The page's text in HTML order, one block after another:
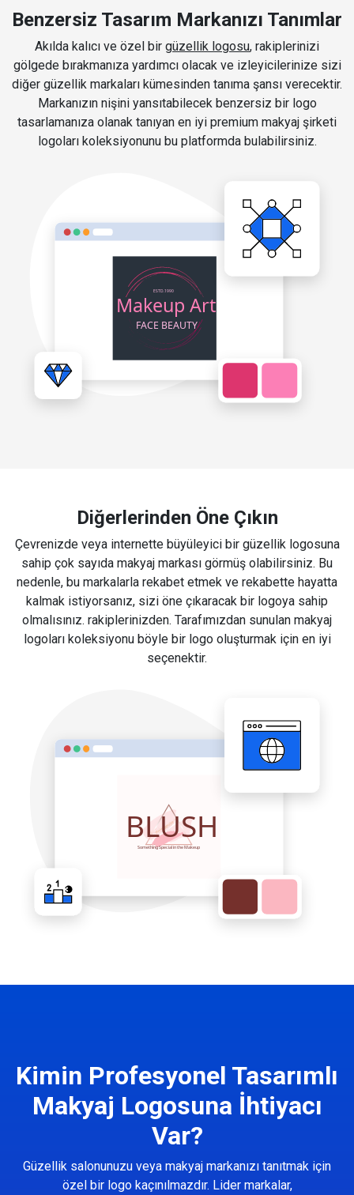
Benzersiz Tasarım Markanızı Tanımlar
Akılda kalıcı ve özel bir güzellik logosu, rakiplerinizi
gölgede bırakmanıza yardımcı olacak ve izleyicilerinize sizi
diğer güzellik markaları kümesinden tanıma şansı verecektir.
Markanızın nişini yansıtabilecek benzersiz bir logo
tasarlamanıza olanak tanıyan en iyi premium makyaj şirketi
logoları koleksiyonunu bu platformda bulabilirsiniz.
Diğerlerinden Öne Çıkın
Çevrenizde veya internette büyüleyici bir güzellik logosuna
sahip çok sayıda makyaj markası görmüş olabilirsiniz. Bu
nedenle, bu markalarla rekabet etmek ve rekabette hayatta
kalmak istiyorsanız, sizi öne çıkaracak bir logoya sahip
olmalısınız. rakiplerinizden. Tarafımızdan sunulan makyaj
logoları koleksiyonu böyle bir logo oluşturmak için en iyi
seçenektir.
Kimin Profesyonel Tasarımlı
Makyaj Logosuna İhtiyacı
Var?
Güzellik salonunuzu veya makyaj markanızı tanıtmak için
özel bir logo kaçınılmazdır. Lider markalar,